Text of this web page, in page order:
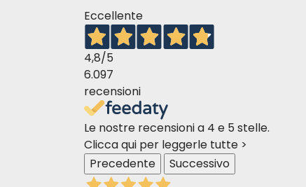
Eccellente
4,8/5
6.097
recensioni
Le nostre recensioni a 4 e 5 stelle.
Clicca qui per leggerle tutte >
Precedente
Successivo